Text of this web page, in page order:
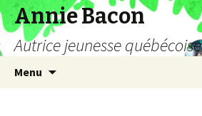
Annie Bacon
Autrice jeunesse québécoise
Menu